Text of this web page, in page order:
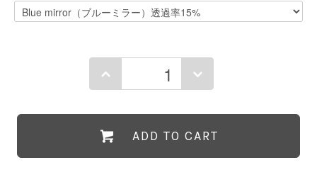
ADD TO CART